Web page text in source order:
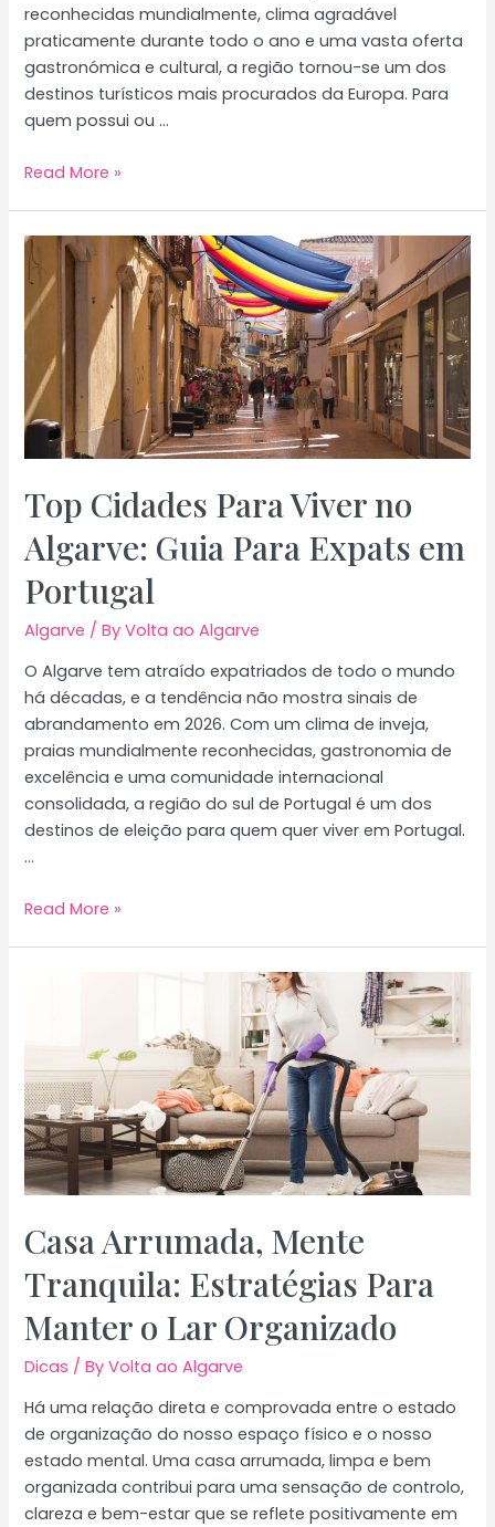
reconhecidas mundialmente, clima agradável
praticamente durante todo o ano e uma vasta oferta
gastronómica e cultural, a região tornou-se um dos
destinos turísticos mais procurados da Europa. Para
quem possui ou …
Dicas
Locais
no
Algarve:
Como
Melhorar
Gestão
e
Aumentar
a
Rentabilidade
Read More »
Top Cidades Para Viver no
Algarve: Guia Para Expats em
Portugal
Algarve / ByVolta ao Algarve
O Algarve tem atraído expatriados de todo o mundo
há décadas, e a tendência não mostra sinais de
abrandamento em 2026. Com um clima de inveja,
praias mundialmente reconhecidas, gastronomia de
excelência e uma comunidade internacional
consolidada, a região do sul de Portugal é um dos
destinos de eleição para quem quer viver em Portugal.
…
Top
Guia
Para
Expats
em
Portugal
Read More »
Casa Arrumada, Mente
Tranquila: Estratégias Para
Manter o Lar Organizado
Dicas / ByVolta ao Algarve
Há uma relação direta e comprovada entre o estado
de organização do nosso espaço físico e o nosso
estado mental. Uma casa arrumada, limpa e bem
organizada contribui para uma sensação de controlo,
clareza e bem-estar que se reflete positivamente em